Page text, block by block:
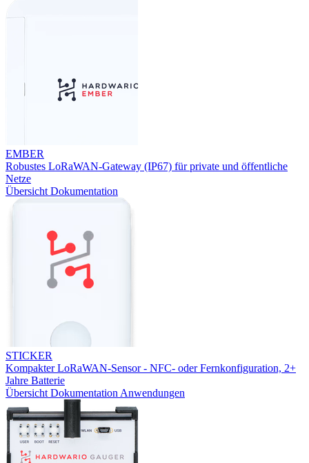
EMBER
Robustes LoRaWAN-Gateway (IP67) für private und öffentliche
Netze
Übersicht Dokumentation
STICKER
Kompakter LoRaWAN-Sensor - NFC- oder Fernkonfiguration, 2+
Jahre Batterie
Übersicht Dokumentation Anwendungen